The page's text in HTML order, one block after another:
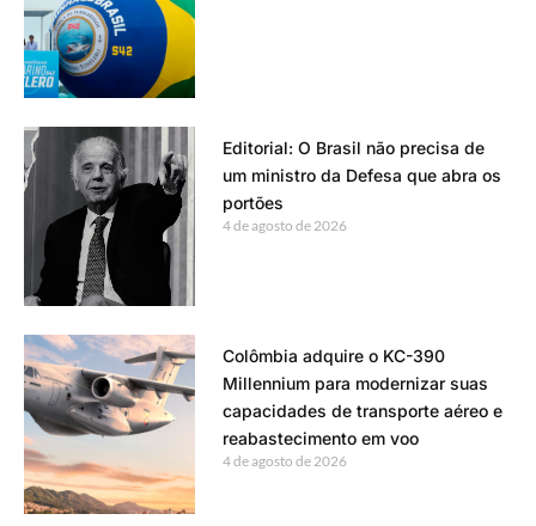
Editorial: O Brasil não precisa de
um ministro da Defesa que abra os
portões
4 de agosto de 2026
Colômbia adquire o KC-390
Millennium para modernizar suas
capacidades de transporte aéreo e
reabastecimento em voo
4 de agosto de 2026